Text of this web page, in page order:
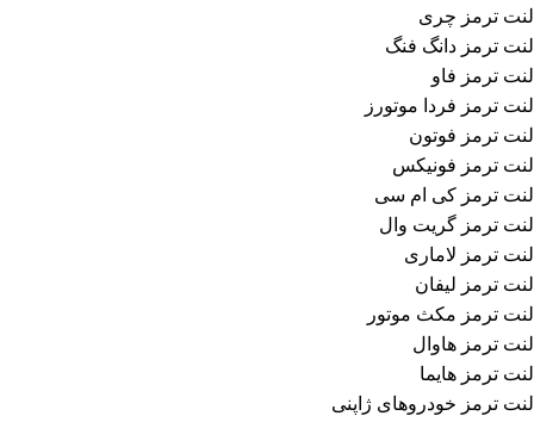
لنت ترمز چری
لنت ترمز دانگ فنگ
لنت ترمز فاو
لنت ترمز فردا موتورز
لنت ترمز فوتون
لنت ترمز فونیکس
لنت ترمز کی ام سی
لنت ترمز گریت وال
لنت ترمز لاماری
لنت ترمز لیفان
لنت ترمز مکث موتور
لنت ترمز هاوال
لنت ترمز هایما
لنت ترمز خودروهای ژاپنی